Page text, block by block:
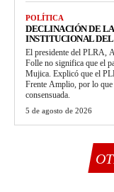
POLÍTICA
DECLINACIÓN DE
INSTITUCIONAL
El presidente del PLRA,
Folle no significa que el
Mujica. Explicó que el
Frente Amplio, por lo
consensuada.
5 de agosto de 2026